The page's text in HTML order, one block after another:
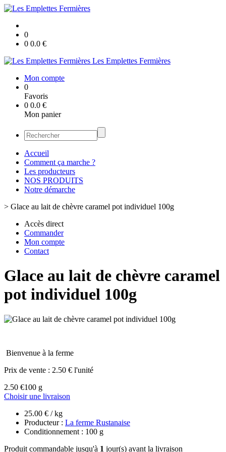
0
0 0.0 €
Les Emplettes Fermières
Mon compte
0
Favoris
0 0.0 €
Mon panier
Accueil
Comment ça marche ?
Les producteurs
NOS PRODUITS
Notre démarche
> Glace au lait de chèvre caramel pot individuel 100g
Accès direct
Commander
Mon compte
Contact
Glace au lait de chèvre caramel
pot individuel 100g
Bienvenue à la ferme
Prix de vente : 2.50 € l'unité
2.50 €100 g
Choisir une livraison
25.00 € / kg
Producteur : La ferme Rustanaise
Conditionnement : 100 g
Produit commandable jusqu'à 1 jour(s) avant la livraison